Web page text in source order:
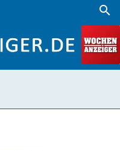
search